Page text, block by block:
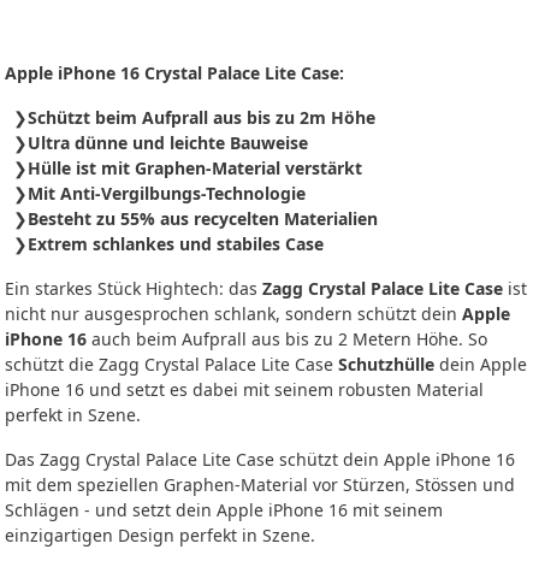
Apple iPhone 16 Crystal Palace Lite Case:
Schützt beim Aufprall aus bis zu 2m Höhe
Ultra dünne und leichte Bauweise
Hülle ist mit Graphen-Material verstärkt
Mit Anti-Vergilbungs-Technologie
Besteht zu 55% aus recycelten Materialien
Extrem schlankes und stabiles Case
Ein starkes Stück Hightech: das Zagg Crystal Palace Lite Case ist
nicht nur ausgesprochen schlank, sondern schützt dein Apple
iPhone 16 auch beim Aufprall aus bis zu 2 Metern Höhe. So
schützt die Zagg Crystal Palace Lite Case Schutzhülle dein Apple
iPhone 16 und setzt es dabei mit seinem robusten Material
perfekt in Szene.
Das Zagg Crystal Palace Lite Case schützt dein Apple iPhone 16
mit dem speziellen Graphen-Material vor Stürzen, Stössen und
Schlägen - und setzt dein Apple iPhone 16 mit seinem
einzigartigen Design perfekt in Szene.